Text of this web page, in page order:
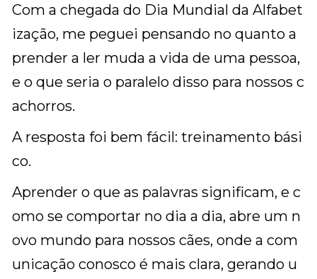
Com a chegada do Dia Mundial da Alfabet
ização, me peguei pensando no quanto a
prender a ler muda a vida de uma pessoa,
e o que seria o paralelo disso para nossos c
achorros.
A resposta foi bem fácil: treinamento bási
co.
Aprender o que as palavras significam, e c
omo se comportar no dia a dia, abre um n
ovo mundo para nossos cães, onde a com
unicação conosco é mais clara, gerando u